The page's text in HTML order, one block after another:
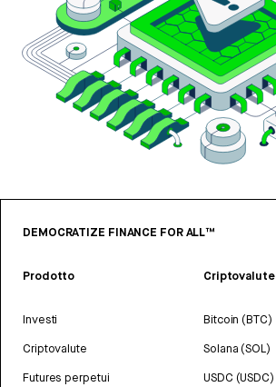
DEMOCRATIZE FINANCE FOR ALL™
Prodotto
Investi
Criptovalute
Futures perpetui
Criptovalute
Bitcoin (BTC)
Solana (SOL)
USDC (USDC)